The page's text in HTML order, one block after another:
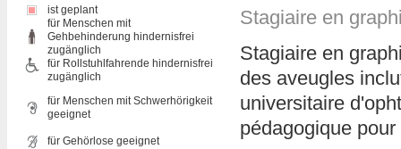
ist geplant
für Menschen mit
Gehbehinderung hindernisfrei
zugänglich
für Rollstuhlfahrende hindernisfrei
zugänglich
für Menschen mit Schwerhörigkeit
geeignet
für Gehörlose geeignet
Stagiaire en
Stagiaire en
des aveugles
universitaire
pédagogique